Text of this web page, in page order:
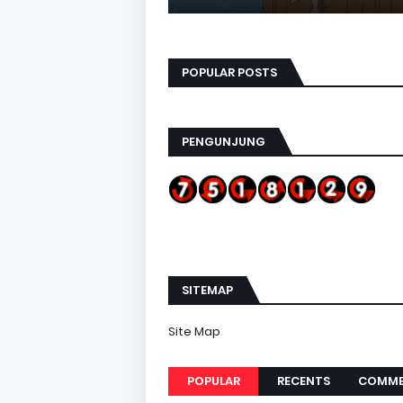
POPULAR POSTS
PENGUNJUNG
SITEMAP
Site Map
POPULAR RECENTS